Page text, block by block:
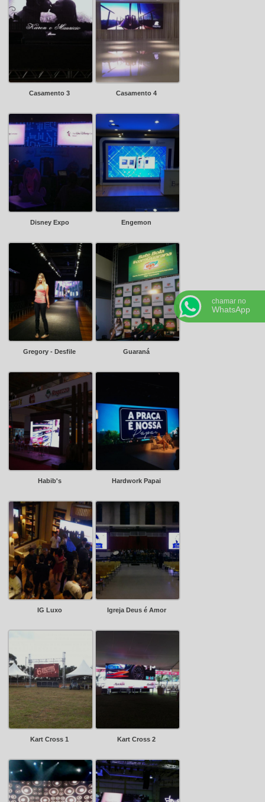
Casamento 3 Casamento 4
Disney Expo Engemon
Gregory - Desfile Guaraná
Habib's Hardwork Papai
IG Luxo Igreja Deus é Amor
Kart Cross 1 Kart Cross 2
chamar no
WhatsApp